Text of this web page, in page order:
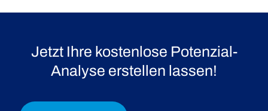
Jetzt Ihre kostenlose Potenzial-
Analyse erstellen lassen!